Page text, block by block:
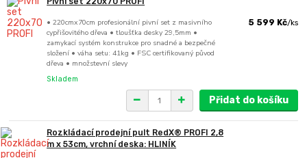
• 220cmx70cm profesionální pivní set z masivního
cypřišovitého dřeva • tloušťka desky 29,5mm •
zamykací systém konstrukce pro snadné a bezpečné
složení • váha setu: 41kg • FSC certifikovaný původ
dřeva • množstevní slevy
5 599 Kč/ks
Skladem
Přidat do košíku
Rozkládací prodejní pult RedX® PROFI 2,8
m x 53cm, vrchní deska: HLINÍK